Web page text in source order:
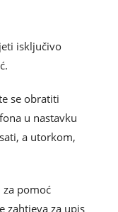
isključivo
se obratiti
u nastavku
a utorkom,
pomoć
zahtjeva za upis